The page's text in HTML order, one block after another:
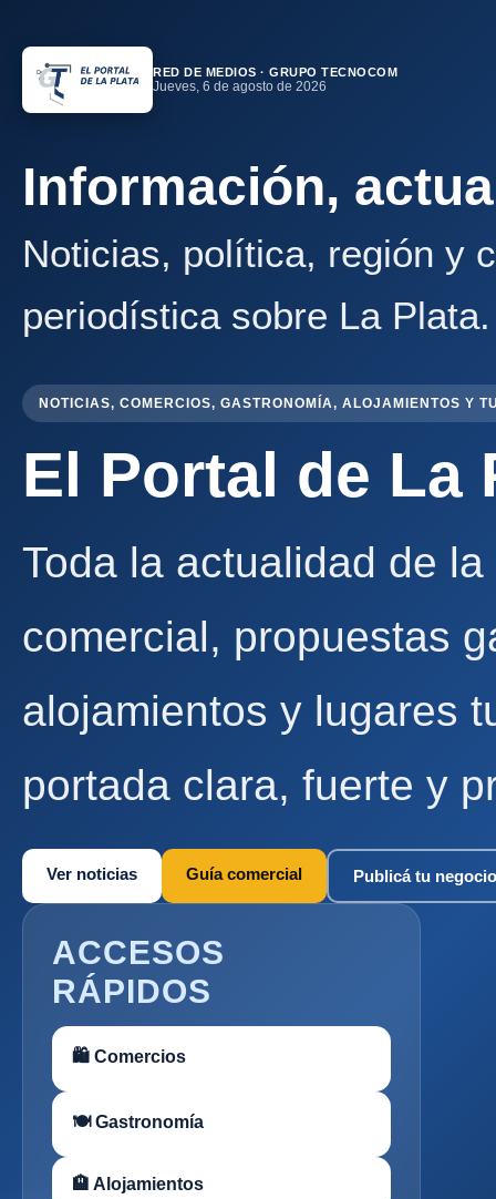
RED DE MEDIOS · GRUPO TECNOCOM
Jueves, 6 de agosto de 2026
Información,
Noticias, política, región y
periodística sobre La Plata.
NOTICIAS, COMERCIOS, GASTRONOMÍA, ALOJAMIENTOS Y
El Portal de La
Toda la actualidad de
comercial, propuestas
alojamientos y lugares
portada clara, fuerte y
Ver noticias Guía comercial Publicá tu negocio
ACCESOS
RÁPIDOS
🛍 Comercios
🍽 Gastronomía
🏨 Alojamientos